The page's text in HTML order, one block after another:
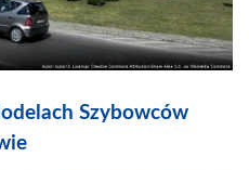
Szybowców